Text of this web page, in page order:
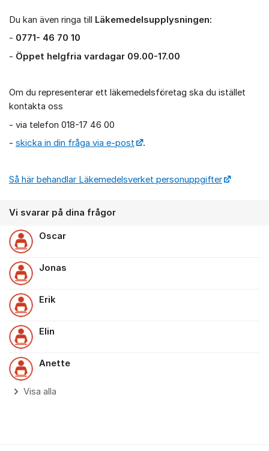
Du kan även ringa till Läkemedelsupplysningen:
- 0771- 46 70 10
- Öppet helgfria vardagar 09.00-17.00
Om du representerar ett läkemedelsföretag ska du istället
kontakta oss
- via telefon 018-17 46 00
- skicka in din fråga via e-post .
Så här behandlar Läkemedelsverket personuppgifter
Vi svarar på dina frågor
Oscar
Jonas
Erik
Elin
Anette
Visa alla